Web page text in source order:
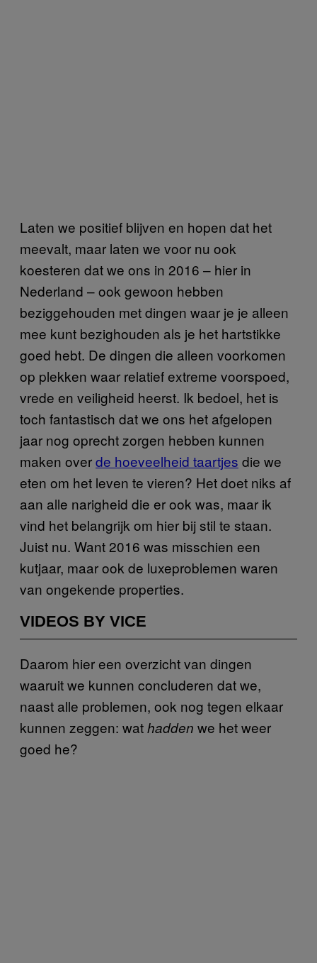
Laten we positief blijven en hopen dat het
meevalt, maar laten we voor nu ook
koesteren dat we ons in 2016 – hier in
Nederland – ook gewoon hebben
beziggehouden met dingen waar je je alleen
mee kunt bezighouden als je het hartstikke
goed hebt. De dingen die alleen voorkomen
op plekken waar relatief extreme voorspoed,
vrede en veiligheid heerst. Ik bedoel, het is
toch fantastisch dat we ons het afgelopen
jaar nog oprecht zorgen hebben kunnen
maken overde hoeveelheid taartjes die we
eten om het leven te vieren? Het doet niks af
aan alle narigheid die er ook was, maar ik
vind het belangrijk om hier bij stil te staan.
Juist nu. Want 2016 was misschien een
kutjaar, maar ook de luxeproblemen waren
van ongekende properties.
VIDEOS BY VICE
Daarom hier een overzicht van dingen
waaruit we kunnen concluderen dat we,
naast alle problemen, ook nog tegen elkaar
kunnen zeggen: wathadden we het weer
goed he?